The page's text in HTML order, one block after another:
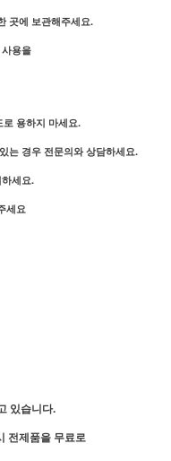
곳에 보관해주세요.
용을
로 용하지 마세요.
는 경우 전문의와 상담하세요.
세요.
세요
있습니다.
전제품을 무료로